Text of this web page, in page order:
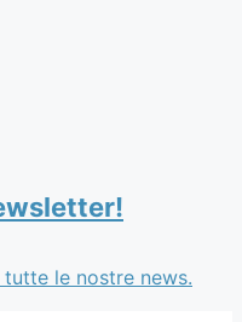
le nostre news.